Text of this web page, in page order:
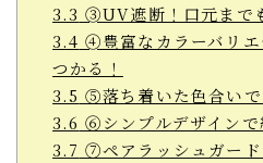
3.3 ➂UV遮断！口元まで
3.4 ➃豊富なカラーバリ
つかる！
3.5 ⑤落ち着いた色合いで
3.6 ⑥シンプルデザインで
3.7 ⑦ペアラッシュガード